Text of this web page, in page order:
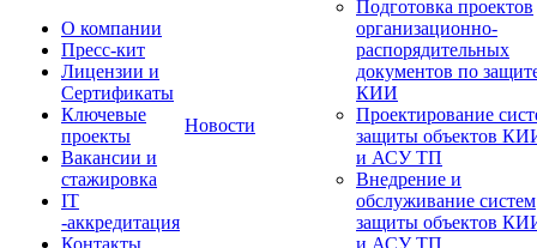
О компании
Пресс-кит
Лицензии и
Сертификаты
Ключевые
проекты
Вакансии и
стажировка
IT
-аккредитация
Контакты
Новости
Подготовка проектов
организационно-
распорядительных
документов по
КИИ
Проектирование
защиты объектов
и АСУ ТП
Внедрение и
обслуживание систем
защиты объектов
и АСУ ТП